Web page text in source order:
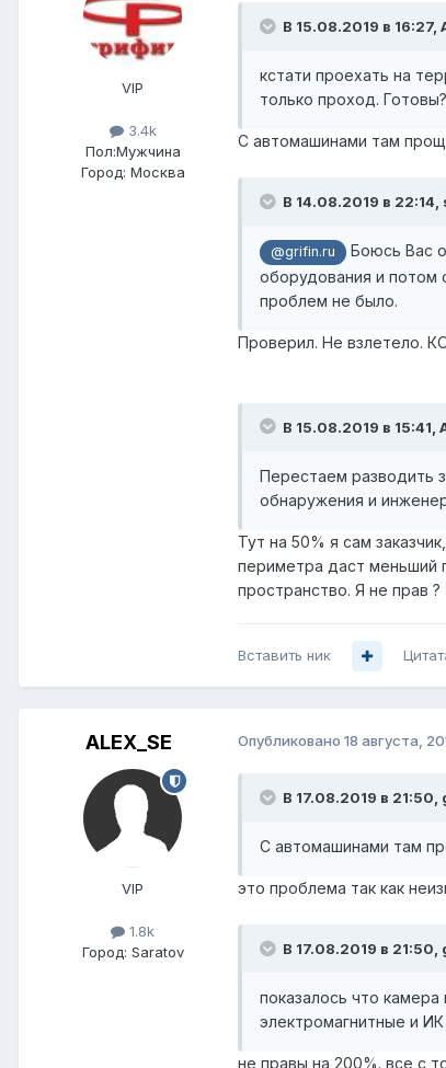
VIP
3.4k
Пол:Мужчина
Город: Москва
В 15.08.2019 в 16:27,
кстати проехать на
только проход. Готовы?
С автомашинами там
В 14.08.2019 в 22:14,
@grifin.ru
Боюсь Вас
оборудования и потом
проблем не было.
Проверил. Не взлетело.
В 15.08.2019 в 15:41,
Перестаем разводить
обнаружения и
Тут на 50% я сам
периметра даст меньший
пространство. Я не прав ?
Вставить ник
ALEX_SE
VIP
1.8k
Город: Saratov
Опубликовано 18 августа,
В 17.08.2019 в 21:50,
С автомашинами там
это проблема так как
В 17.08.2019 в 21:50,
показалось что
электромагнитные и
не правы на 200%. все с